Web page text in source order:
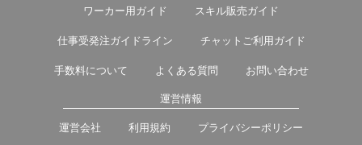
ワーカー用ガイド スキル販売ガイド
仕事受発注ガイドライン チャットご利用ガイド
手数料について よくある質問 お問い合わせ
運営情報
運営会社 利用規約 プライバシーポリシー